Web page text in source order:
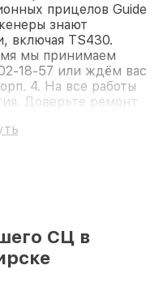
прицелов Guide
знают
включая TS430.
мы принимаем
18-57 или ждём вас
4. На все работы
Доверьте ремонт
СЦ в